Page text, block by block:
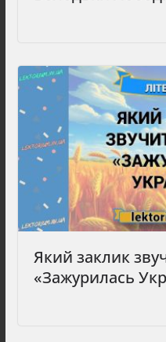
Який заклик
«Зажурилась